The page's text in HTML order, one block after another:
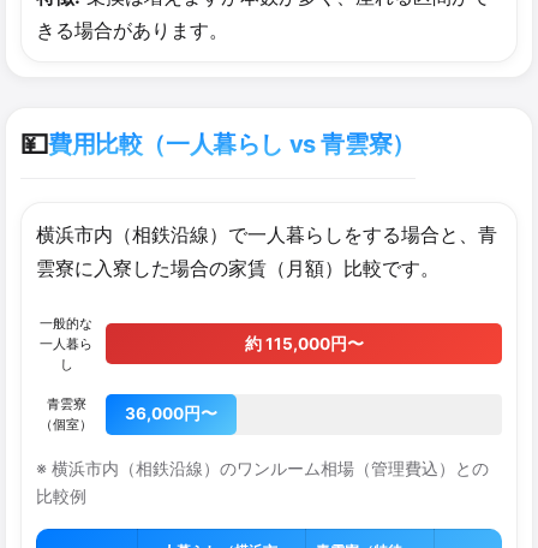
きる場合があります。
💴費用比較（一人暮らし vs 青雲寮）
横浜市内（相鉄沿線）で一人暮らしをする場合と、青
雲寮に入寮した場合の家賃（月額）比較です。
一般的な
一人暮ら
し
約 115,000円〜
青雲寮
（個室）
36,000円〜
※ 横浜市内（相鉄沿線）のワンルーム相場（管理費込）との
比較例